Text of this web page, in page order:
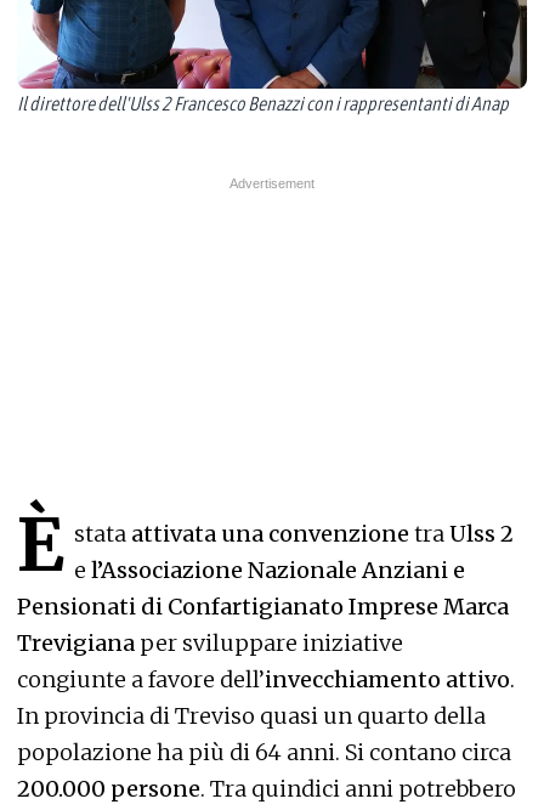
Il direttore dell'Ulss 2 Francesco Benazzi con i rappresentanti di Anap
È stata attivata una convenzione traUlss 2
e l’Associazione Nazionale Anziani e
Pensionati di Confartigianato Imprese Marca
Trevigiana per sviluppare iniziative
congiunte a favore dell’invecchiamento attivo.
In provincia di Treviso quasi un quarto della
popolazione ha più di 64 anni. Si contano circa
200.000 persone. Tra quindici anni potrebbero